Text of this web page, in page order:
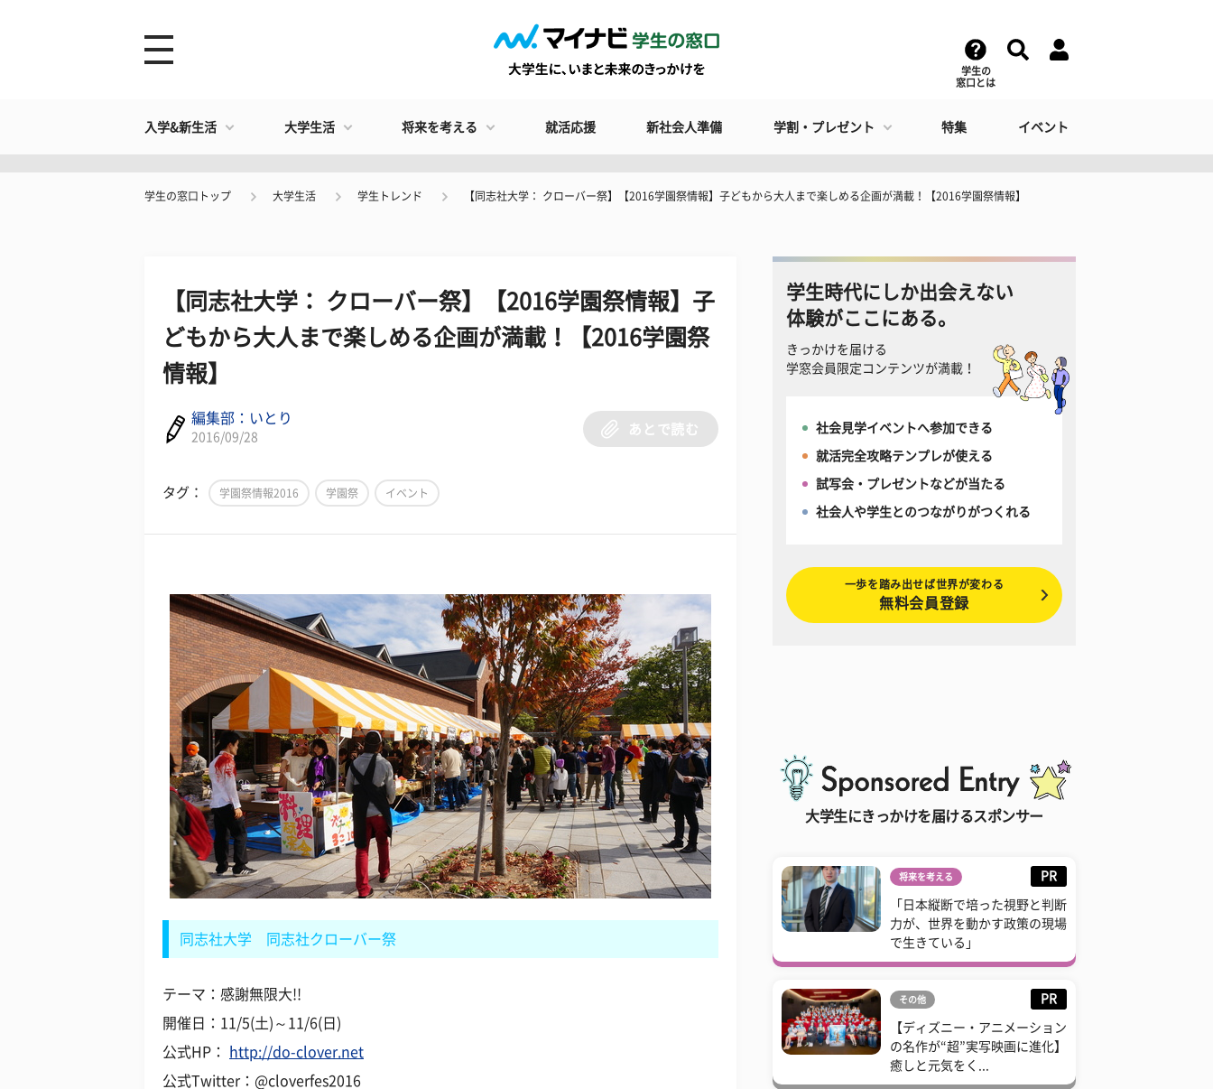
学生の
窓口とは
入学&新生活 大学生活 将来を考える 就活応援 新社会人準備 学割・プレゼント 特集 イベント
学生の窓口トップ 大学生活 学生トレンド 【同志社大学： クローバー祭】【2016学園祭情報】子どもから大人まで楽しめる企画が満載！【2016学園祭情報】
【同志社大学： クローバー祭】【2016学園祭情報】子
どもから大人まで楽しめる企画が満載！【2016学園祭
情報】
編集部：いとり
2016/09/28
あとで読む
タグ： 学園祭情報2016 学園祭 イベント
同志社大学 同志社クローバー祭
テーマ：感謝無限大!!
開催日：11/5(土)～11/6(日)
公式HP：
http://do-clover.net
公式Twitter：@cloverfes2016
学生時代にしか出会えない
体験がここにある。
きっかけを届ける
学窓会員限定コンテンツが満載！
社会見学イベントへ参加できる
就活完全攻略テンプレが使える
試写会・プレゼントなどが当たる
社会人や学生とのつながりがつくれる
一歩を踏み出せば世界が変わる
無料会員登録
大学生にきっかけを届けるスポンサー
将来を考える PR
「日本縦断で培った視野と判断
力が、世界を動かす政策の現場
で生きている」
その他 PR
【ディズニー・アニメーション
の名作が“超”実写映画に進化】
癒しと元気をく...